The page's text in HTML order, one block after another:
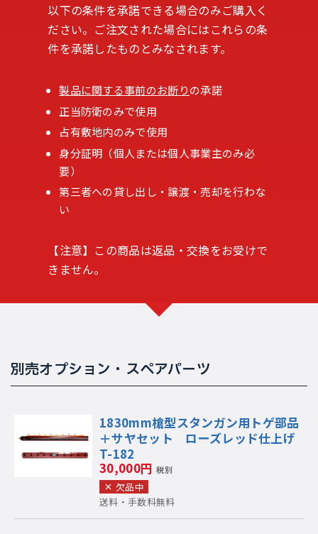
以下の条件を承諾できる場合のみご購入く
ださい。ご注文された場合にはこれらの条
件を承諾したものとみなされます。
製品に関する事前のお断りの承諾
正当防衛のみで使用
占有敷地内のみで使用
身分証明（個人または個人事業主のみ必
要）
第三者への貸し出し・譲渡・売却を行わな
い
【注意】この商品は返品・交換をお受けで
きません。
別売オプション・スペアパーツ
1830mm槍型スタンガン用トゲ部品
＋サヤセット ローズレッド仕上げ
T-182
30,000円 税別
欠品中
送料・手数料無料